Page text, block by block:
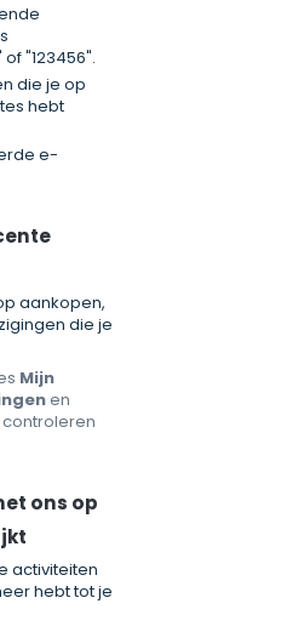
"123456".
die je op
hebt
e-
aankopen,
die je
Mijn
en
ons op
activiteiten
hebt tot je